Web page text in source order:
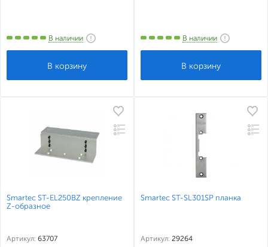
В наличии В наличии
Smartec ST-EL250BZ крепление
Z-образное
Артикул: 63707
Smartec ST-SL301SP планка
Артикул: 29264